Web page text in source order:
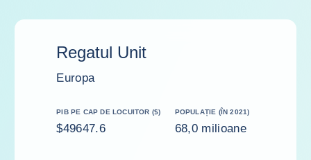
Regatul Unit
Europa
PIB PE CAP DE LOCUITOR ($)
$49647.6
POPULAȚIE (ÎN 2021)
68,0 milioane